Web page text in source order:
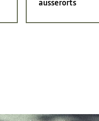
ausserorts